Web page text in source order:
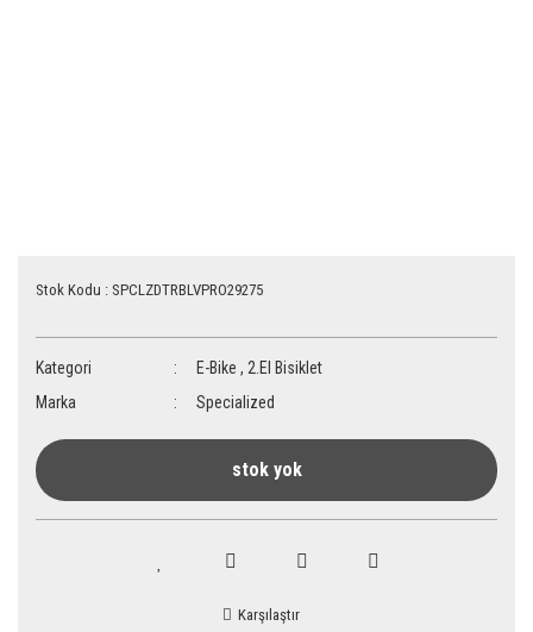
Stok Kodu : SPCLZDTRBLVPRO29275
Kategori E-Bike , 2.El Bisiklet
Marka
Specialized
stok yok
Karşılaştır